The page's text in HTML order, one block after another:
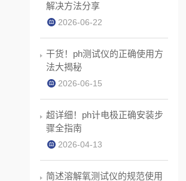
解决方法分享
2026-06-22
干货！ph测试仪的正确使用方
法大揭秘
2026-06-15
超详细！ph计电极正确安装步
骤全指南
2026-04-13
简述溶解氧测试仪的规范使用